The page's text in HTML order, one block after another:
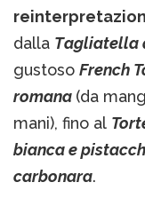
dalla Tagliatella
gustoso French
romana (da
mani), fino al
bianca e
carbonara.